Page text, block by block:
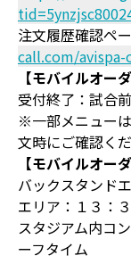
注文履歴確認ペ
call.com/
【モバイルオー
受付終了：試合
※一部メニュー
文時にご確認くだ
【モバイルオー
バックスタンド
エリア：１３：
スタジアム内コ
ーフタイム